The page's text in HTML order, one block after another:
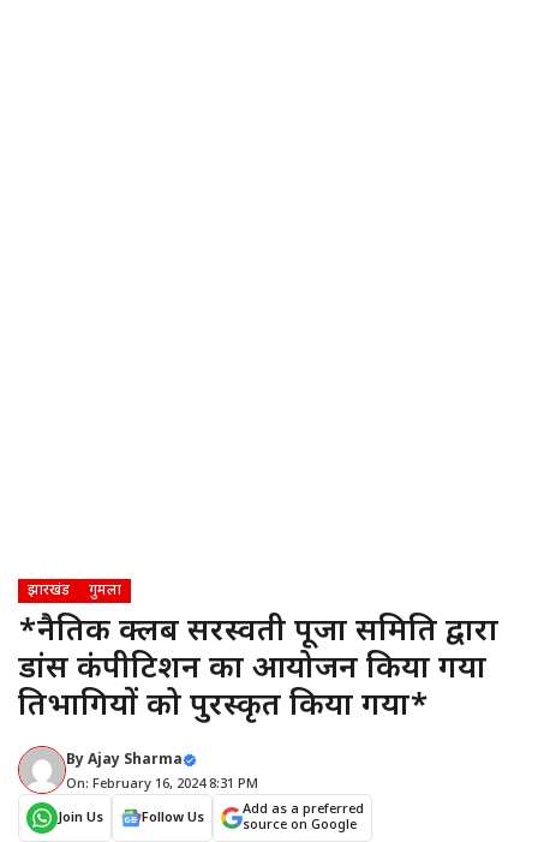
झारखंड गुमला
*नैतिक क्लब सरस्वती पूजा समिति द्वारा
डांस कंपीटिशन का आयोजन किया गया
प्रतिभागियों को पुरस्कृत किया गया*
ByAjay Sharma
On: February 16, 2024 8:31 PM
Join Us
Follow Us
Add as a preferred
source on Google